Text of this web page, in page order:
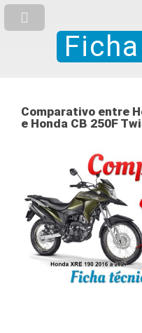
Comparativo entre
e Honda CB 250F